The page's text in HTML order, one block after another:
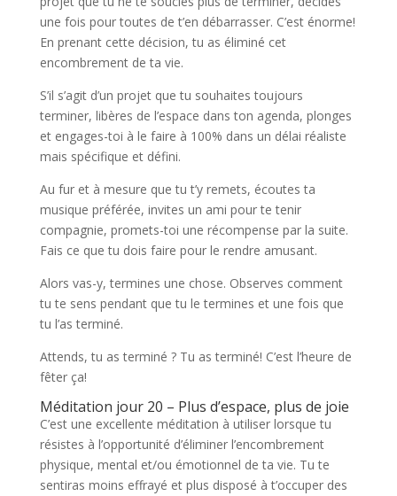
une fois pour toutes de t’en débarrasser. C’est énorme!
En prenant cette décision, tu as éliminé cet
encombrement de ta vie.
S’il s’agit d’un projet que tu souhaites toujours
terminer, libères de l’espace dans ton agenda, plonges
et engages-toi à le faire à 100% dans un délai réaliste
mais spécifique et défini.
Au fur et à mesure que tu t’y remets, écoutes ta
musique préférée, invites un ami pour te tenir
compagnie, promets-toi une récompense par la suite.
Fais ce que tu dois faire pour le rendre amusant.
Alors vas-y, termines une chose. Observes comment
tu te sens pendant que tu le termines et une fois que
tu l’as terminé.
Attends, tu as terminé ? Tu as terminé! C’est l’heure de
fêter ça!
Méditation jour 20 – Plus d’espace, plus de joie
C’est une excellente méditation à utiliser lorsque tu
résistes à l’opportunité d’éliminer l’encombrement
physique, mental et/ou émotionnel de ta vie. Tu te
sentiras moins effrayé et plus disposé à t’occuper des